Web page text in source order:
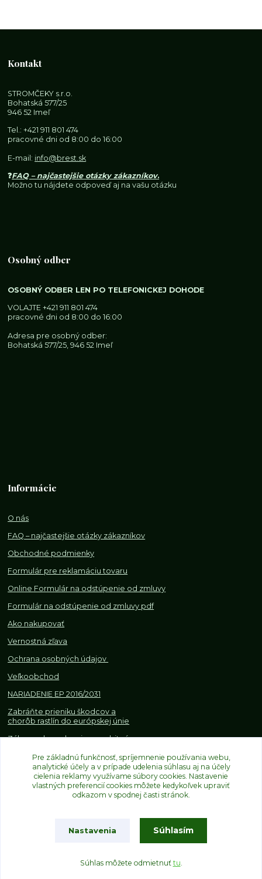
Kontakt
STROMČEKY s.r.o.
Bohatská 577/25
946 52 Imeľ
Tel.:+421 911 801 474
pracovné dni od 8:00 do 16:00
E-mail: info@brest.sk
❓FAQ – najčastejšie otázky zákazníkov.
Možno tu nájdete odpoveď aj na vašu otázku
Osobný odber
OSOBNÝ ODBER LEN PO TELEFONICKEJ DOHODE
VOLAJTE+421 911 801 474
pracovné dni od 8:00 do 16:00
Adresa pre osobný odber:
Bohatská 577/25, 946 52 Imeľ
Informácie
O nás
FAQ – najčastejšie otázky zákazníkov
Obchodné podmienky
Formulár pre reklamáciu tovaru
Online Formulár na odstúpenie od zmluvy
Formulár na odstúpenie od zmluvy pdf
Ako nakupovať
Vernostná zľava
Ochrana osobných údajov
Veľkoobchod
NARIADENIE EP 2016/2031
Zabráňte prieniku škodcov a
chorôb rastlín do európskej únie
Zákazy, obmedzenia a osobitné
obchodovaní s rastlinami
Upravit sběr cookies.
Vytvorené na Eshop-rychlo.sk
Pre základnú funkčnosť, spríjemnenie používania webu,
analytické účely a v prípade udelenia súhlasu aj na účely
cielenia reklamy využívame súbory cookies. Nastavenie
vlastných preferencií cookies môžete kedykoľvek upraviť
odkazom v spodnej časti stránok.
Nastavenia Súhlasím
Súhlas môžete odmietnuť tu